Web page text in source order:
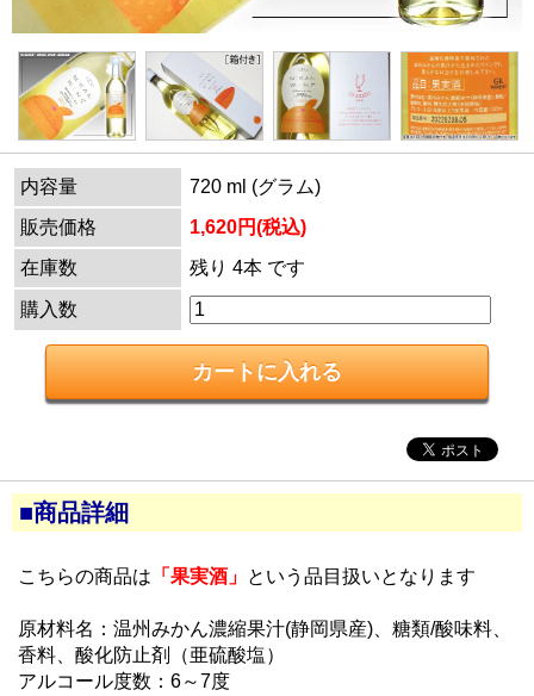
内容量
720 ml (グラム)
販売価格
1,620円(税込)
在庫数
残り 4本 です
購入数
■商品詳細
こちらの商品は 「果実酒」 という品目扱いとなります
原材料名：温州みかん濃縮果汁(静岡県産)、糖類/酸味料、
香料、酸化防止剤（亜硫酸塩）
アルコール度数：6～7度